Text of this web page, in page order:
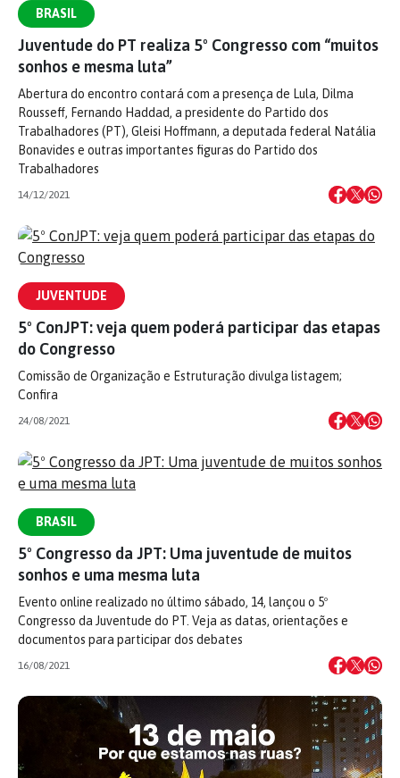
BRASIL
Juventude do PT realiza 5º Congresso com “muitos
sonhos e mesma luta”
Abertura do encontro contará com a presença de Lula, Dilma
Rousseff, Fernando Haddad, a presidente do Partido dos
Trabalhadores (PT), Gleisi Hoffmann, a deputada federal Natália
Bonavides e outras importantes figuras do Partido dos
Trabalhadores
14/12/2021
JUVENTUDE
5º ConJPT: veja quem poderá participar das etapas
do Congresso
Comissão de Organização e Estruturação divulga listagem;
Confira
24/08/2021
BRASIL
5º Congresso da JPT: Uma juventude de muitos
sonhos e uma mesma luta
Evento online realizado no último sábado, 14, lançou o 5º
Congresso da Juventude do PT. Veja as datas, orientações e
documentos para participar dos debates
16/08/2021